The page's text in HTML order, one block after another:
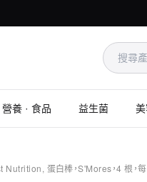
營養 · 食品 益生菌
Nutrition, 蛋白棒，S'Mores，4 根，